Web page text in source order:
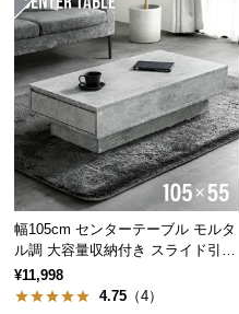
員
規
に
つ
い
て
お
天板下スペースで収納
読みかけの本をちょっと
して癒されたり。美しい
す。
幅105cm センターテーブル モルタ
ル調 大容量収納付き スライド引き
出し2杯
¥11,998
4.75 （4）